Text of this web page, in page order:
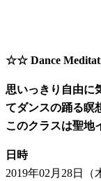
☆☆ Dance
思いっきり自由に
てダンスの踊る瞑
このクラスは聖地
日時
2019年02月28日（